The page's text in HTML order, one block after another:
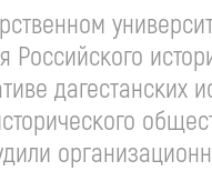
Российского
дагестанских